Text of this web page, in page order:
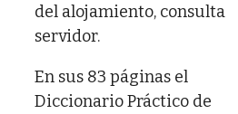
del alojamiento, consulta
servidor.
En sus 83 páginas el
Diccionario Práctico de